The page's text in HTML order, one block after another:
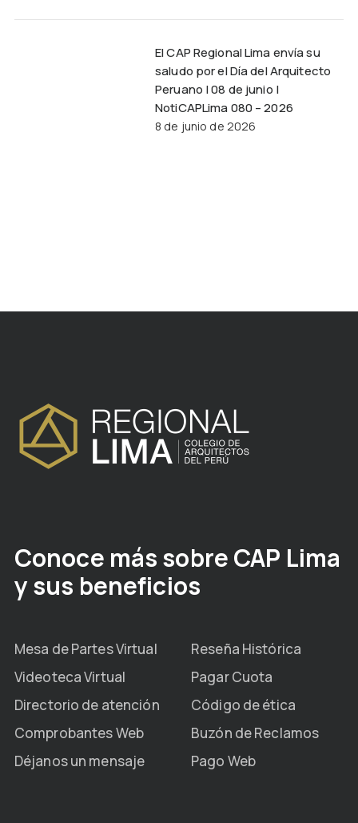
El CAP Regional Lima envía su
saludo por el Día del Arquitecto
Peruano | 08 de junio |
NotiCAPLima 080 – 2026
8 de junio de 2026
Conoce más sobre CAP Lima
y sus beneficios
Mesa de Partes Virtual
Reseña Histórica
Videoteca Virtual
Pagar Cuota
Directorio de atención
Código de ética
Comprobantes Web
Buzón de Reclamos
Déjanos un mensaje
Pago Web